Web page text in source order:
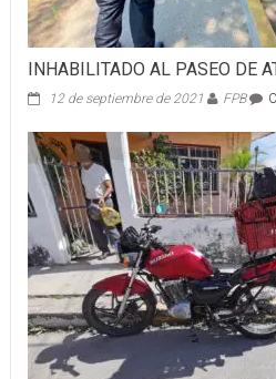
INHABILITADO AL PASEO DE
12 de septiembre de 2021 FPB